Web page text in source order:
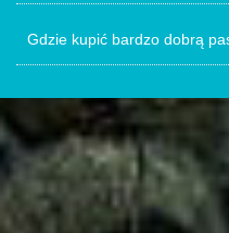
Gdzie kupić bardzo dobrą